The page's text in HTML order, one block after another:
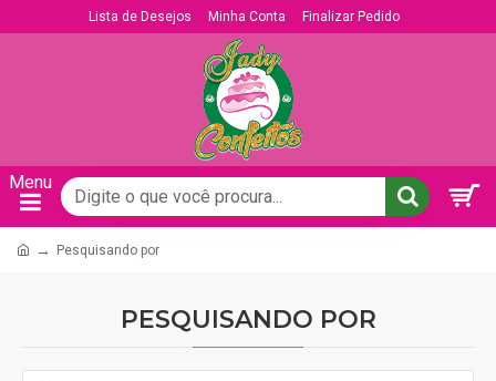
Lista de Desejos Minha Conta Finalizar Pedido
Pesquisando por
PESQUISANDO POR